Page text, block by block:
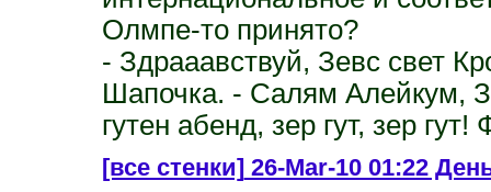
Олмпе-то принято?
- Здрааавствуй, Зевс свет
Шапочка. - Салям Алейкум,
гутен абенд, зер гут, зер
[все стенки]26-Mar-10 01:22